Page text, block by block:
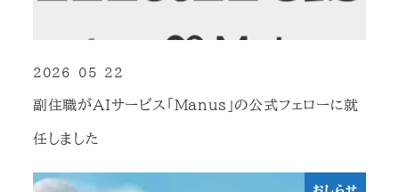
副住職がAIサービス「Manus」の公式フェローに就
任しました
2026-05-22